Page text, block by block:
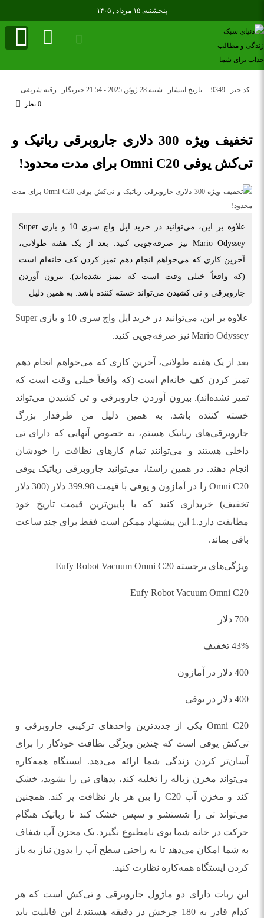
پنجشنبه, ۱۵ مرداد , ۱۴۰۵
تاریخ انتشار : شنبه 28 ژوئن 2025 - 21:54 خبرنگار : رقیه شریفی
کد خبر : 9349
0 نظر
تخفیف ویژه 300 دلاری جاروبرقی رباتیک و
تی‌کش یوفی Omni C20 برای مدت محدود!
علاوه بر این، می‌توانید در خرید اپل واچ سری 10 و بازی Super
Mario Odyssey نیز صرفه‌جویی کنید. بعد از یک هفته طولانی،
آخرین کاری که می‌خواهم انجام دهم تمیز کردن کف خانه‌ام است
(که واقعاً خیلی وقت است که تمیز نشده‌اند). بیرون آوردن
جاروبرقی و تی کشیدن می‌تواند خسته کننده باشد. به همین دلیل
علاوه بر این، می‌توانید در خرید اپل واچ سری 10 و بازی Super
Mario Odyssey نیز صرفه‌جویی کنید.
بعد از یک هفته طولانی، آخرین کاری که می‌خواهم انجام دهم
تمیز کردن کف خانه‌ام است (که واقعاً خیلی وقت است که
تمیز نشده‌اند). بیرون آوردن جاروبرقی و تی کشیدن می‌تواند
خسته کننده باشد. به همین دلیل من طرفدار بزرگ
جاروبرقی‌های رباتیک هستم، به خصوص آنهایی که دارای تی
داخلی هستند و می‌توانند تمام کارهای نظافت را خودشان
انجام دهند. در همین راستا، می‌توانید جاروبرقی رباتیک یوفی
Omni C20 را در آمازون و یوفی با قیمت 399.98 دلار (300 دلار
تخفیف) خریداری کنید که با پایین‌ترین قیمت تاریخ خود
مطابقت دارد.1 این پیشنهاد ممکن است فقط برای چند ساعت
باقی بماند.
ویژگی‌های برجسته Eufy Robot Vacuum Omni C20
Eufy Robot Vacuum Omni C20
700 دلار
43% تخفیف
400 دلار در آمازون
400 دلار در یوفی
Omni C20 یکی از جدیدترین واحدهای ترکیبی جاروبرقی و
تی‌کش یوفی است که چندین ویژگی نظافت خودکار را برای
آسان‌تر کردن زندگی شما ارائه می‌دهد. ایستگاه همه‌کاره
می‌تواند مخزن زباله را تخلیه کند، پدهای تی را بشوید، خشک
کند و مخزن آب C20 را بین هر بار نظافت پر کند. همچنین
می‌تواند تی را شستشو و سپس خشک کند تا رباتیک هنگام
حرکت در خانه شما بوی نامطبوع نگیرد. یک مخزن آب شفاف
به شما امکان می‌دهد تا به راحتی سطح آب را بدون نیاز به باز
کردن ایستگاه همه‌کاره نظارت کنید.
این ربات دارای دو ماژول جاروبرقی و تی‌کش است که هر
کدام قادر به 180 چرخش در دقیقه هستند.2 این قابلیت باید